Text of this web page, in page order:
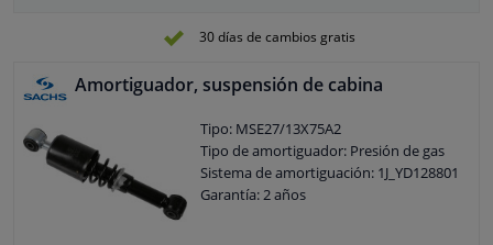
en la parte superior
Tipo de montaje del amortiguador: Ojo
en la parte inferior
30 días de cambios gratis
Amortiguador, suspensión de cabina
Tipo: MSE27/13X75A2
Tipo de amortiguador: Presión de gas
Sistema de amortiguación: 1J_YD128801
Garantía: 2 años